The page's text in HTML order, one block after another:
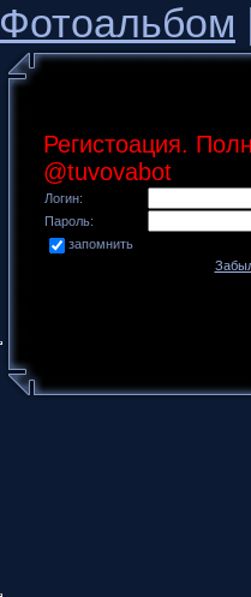
Фотоальбом
Регистоация.
@tuvovabot
Логин:
Пароль:
запомнить